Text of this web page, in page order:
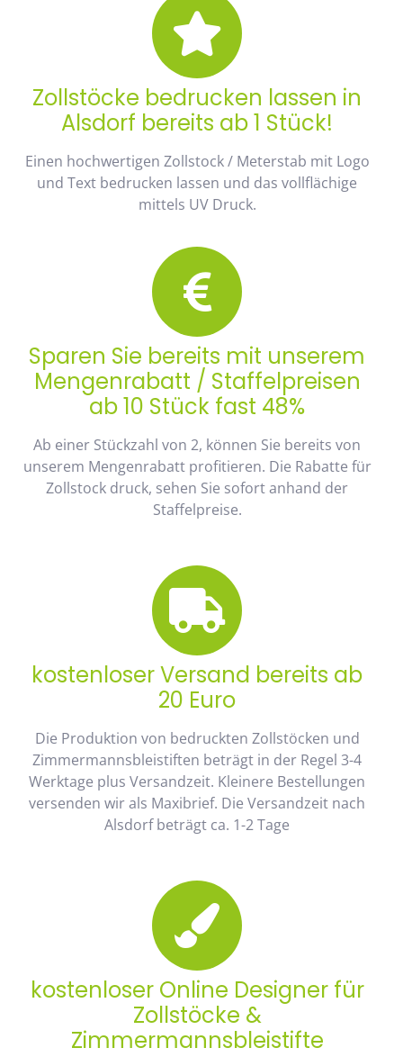
Zollstöcke bedrucken lassen in
Alsdorf bereits ab 1 Stück!
Einen hochwertigen Zollstock / Meterstab mit Logo
und Text bedrucken lassen und das vollflächige
mittels UV Druck.
Sparen Sie bereits mit unserem
Mengenrabatt / Staffelpreisen
ab 10 Stück fast 48%
Ab einer Stückzahl von 2, können Sie bereits von
unserem Mengenrabatt profitieren. Die Rabatte für
Zollstock druck, sehen Sie sofort anhand der
Staffelpreise.
kostenloser Versand bereits ab
20 Euro
Die Produktion von bedruckten Zollstöcken und
Zimmermannsbleistiften beträgt in der Regel 3-4
Werktage plus Versandzeit. Kleinere Bestellungen
versenden wir als Maxibrief. Die Versandzeit nach
Alsdorf beträgt ca. 1-2 Tage
kostenloser Online Designer für
Zollstöcke &
Zimmermannsbleistifte